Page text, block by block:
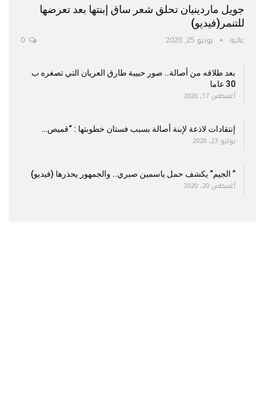
جويل ماردينيان تحلق شعر ساق إبنتها بعد تعرضها
للتنمر(فيديو)
عالية يونيو 25, 2020
بعد طلاقه من أصالة.. صور حبيبة طارق العريان التي تصغره ب
30 عاما
أغسطس 17, 2020
إنتقادات لاذعة لإبنة أصالة بسبب فستان خطوبتها : “قميص…
يوليو 23, 2020
” الجيم” يكشف حمل ياسمين صبري.. والجمهور يحذرها (فيديو)
أغسطس 20, 2020